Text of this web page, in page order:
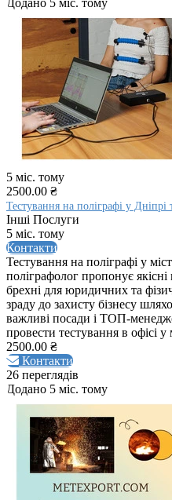
5 міс. тому
2500.00 ₴
Тестування на поліграфі у Дніпрі
Інші Послуги
5 міс. тому
Контакти
Тестування на поліграфі у
поліграфолог пропонує
брехні для юридичних та
зраду до захисту бізнесу
важливі посади і ТОП-
провести тестування в офісі у
2500.00 ₴
Контакти
26 переглядів
Додано 5 міс. тому